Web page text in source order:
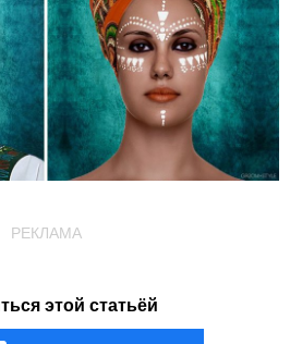
РЕКЛАМА
этой статьёй